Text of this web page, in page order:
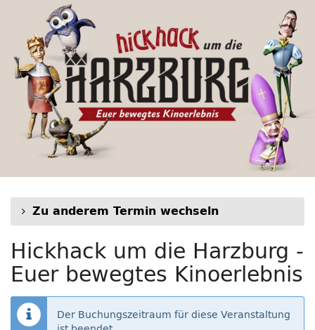
Inhalt
springen
Hickhack
um
die
Harzburg
Euer
bewegtes
Kinoerlebnis
Zu anderem Termin wechseln
Hickhack um die Harzburg -
Euer bewegtes Kinoerlebnis
Der Buchungszeitraum für diese Veranstaltung